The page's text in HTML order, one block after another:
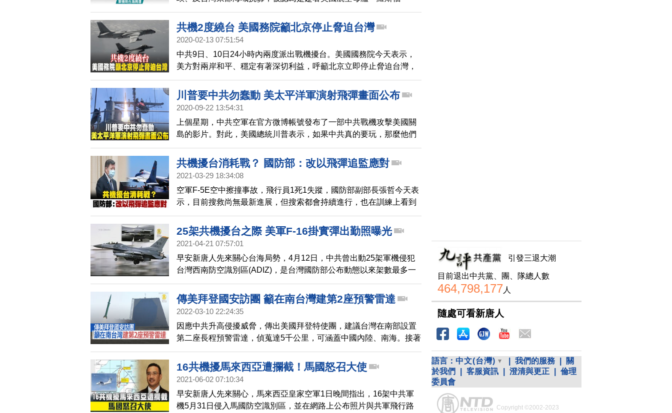
號」，被迫因為中共肺炎疫情返港隔離，挑戰第一島鏈，不過美軍今
天(14日)也在關島進行「大象漫步」的軍力展示，展現美軍在印太地
區仍有足夠戰力。台美日的「區域聯防」模式也持續強化。
共機2度繞台 美國務院籲北京停止脅迫台灣
2020-02-13 07:51:54
中共9日、10日24小時內兩度派出戰機擾台。美國國務院今天表示，
美方對兩岸和平、穩定有著深切利益，呼籲北京立即停止脅迫台灣，
並與台灣恢復對話，任何企圖以非和平方式決定台灣未來的作法，美
國都將嚴重關切。對於中共戰機繞台，台灣政府高層官員表示，軍方
除了調派戰機攔截及監控之外，地面的防空飛彈部隊更是備便因應，
別區之後才解除任務。
川普要中共勿蠢動 美太平洋軍演射飛彈畫面公布
2020-09-22 13:54:31
上個星期，中共空軍在官方微博帳號發布了一部中共戰機攻擊美國關
島的影片。對此，美國總統川普表示，如果中共真的要玩，那麼他們
就將面臨大問題。另外，也有許多民眾發現，中共空軍發布的影片
中，盜用了三部美國好萊塢電影的畫面。
共機擾台消耗戰？ 國防部：改以飛彈追監應對
2021-03-29 18:34:08
空軍F-5E空中擦撞事故，飛行員1死1失蹤，國防部副部長張哲今天表
示，目前搜救尚無最新進展，但搜索都會持續進行，也在訓練上看到
一些問題，未來會努力精進減少這些成因，對於共機擾台，考慮到消
耗戰的因素，現在大多改以防空飛彈追監，確保共機不會進入台灣30
浬內。
25架共機擾台之際 美軍F-16掛實彈出勤照曝光
2021-04-21 07:57:01
早安新唐人先來關心台海局勢，4月12日，中共曾出動25架軍機侵犯
台灣西南防空識別區(ADIZ)，是台灣國防部公布動態以來架數最多一
次。而美國軍事網站披露，最新曝光的照片證實，當天從日本基地飛
往南海的4架美軍F-16戰機，全都滿掛飛彈，包括，5枚具備超視距打
擊能力的先進中程空對空飛彈，和1枚AIM-9響尾蛇戰術飛彈。報導
也凸顯了在重大危機期間，美國如何將陸基空戰力量，投射到包括台
灣週邊在內的地區。
傳美拜登國安訪團 籲在南台灣建第2座預警雷達
2022-03-10 22:24:35
因應中共升高侵擾威脅，傳出美國拜登特使團，建議台灣在南部設置
第二座長程預警雷達，偵蒐達5千公里，可涵蓋中國內陸、南海。接著
看到，台灣戰略學者(10日)怎麼看待這項建議。
16共機擾馬來西亞遭攔截！馬國怒召大使
2021-06-02 07:10:34
早安新唐人先來關心，馬來西亞皇家空軍1日晚間指出，16架中共軍
機5月31日侵入馬國防空識別區，並在網路上公布照片與共軍飛行路
引發三退大潮
目前退出中共黨、團、隊總人數
464,798,177人
隨處可看新唐人
語言： 中文(台灣) 我們的服務
關
於我們
客服資訊 澄清與更正
倫理
委員會
Copyright ©2002-2023